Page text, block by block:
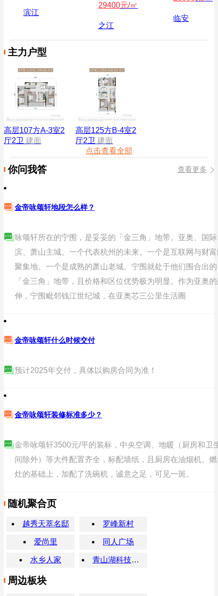
滨江
29400元/㎡
之江
临安
主力户型
高层107方A-3室2
厅2卫 建面
高层125方B-4室2
厅2卫 建面
点击查看全部
你问我答 查看更多
金帝咏颂轩地段怎么样？
咏颂轩所在的宁围，是妥妥的「金三角」地带。亚奥、国际
滨、萧山主城。一个代表杭州的未来。一个是互联网与财
聚集地。一个是成熟的萧山老城。宁围就处于他们围合出的
「金三角」地带，且价格和区位优势极为明显。作为亚奥
伸，宁围毗邻钱江世纪城，在亚奥芯三公里生活圈
金帝咏颂轩什么时候交付
预计2025年交付，具体以购房合同为准！
金帝咏颂轩装修标准多少？
金帝咏颂轩3500元/平的装标，中央空调、地暖（厨房和卫
间除外）等大件配置齐全，标配墙纸，且厨房在油烟机、
灶的基础上，加配了洗碗机，诚意之足，可见一斑。
随机聚合页
越秀天萃名邸 罗峰新村
爱尚里 同人广场
水乡人家 青山湖科技城地铁站
周边板块